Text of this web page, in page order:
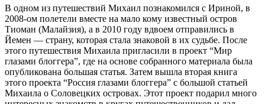
В одном из путешествий Михаил познакомился с Ириной, в
2008-ом полетели вместе на мало кому известный остров
Тиоман (Малайзия), а в 2010 году вдвоем отправились в
Йемен — страну, которая стала знаковой в их судьбе. После
этого путешествия Михаила пригласили в проект “Мир
глазами блоггера”, где на основе собранного материала была
опубликована большая статья. Затем вышла вторая книга
этого проекта “Россия глазами блоггера” с большой статьей
Михаила о Соловецких островах. Этот проект подарил много